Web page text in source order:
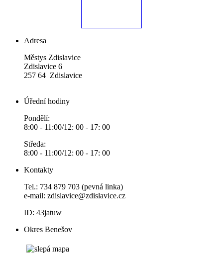
Adresa
Městys Zdislavice
Zdislavice 6
257 64 Zdislavice
Úřední hodiny
Pondělí:
8:00 - 11:00/12: 00 - 17: 00
Středa:
8:00 - 11:00/12: 00 - 17: 00
Kontakty
Tel.: 734 879 703 (pevná linka)
e-mail: zdislavice@zdislavice.cz
ID: 43jatuw
Okres Benešov